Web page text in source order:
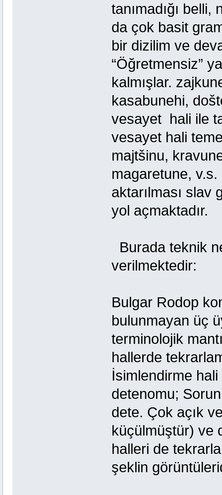
tanımadığı
da çok basit
bir dizilim ve
“Öğretmensiz”
kalmışlar.
kasabunehi,
vesayet hali ile
vesayet hali
majtšinu,
magaretune, v.s.
aktarılması slav
yol açmaktadır.
Burada teknik
verilmektedir:
Bulgar Rodop
bulunmayan üç
terminolojik
hallerde
İsimlendirme
detenomu;
dete. Çok açık
küçülmüştür) ve
halleri de
şeklin